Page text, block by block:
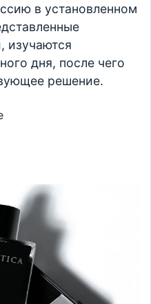
в установленном
изучаются
дня, после чего
решение.